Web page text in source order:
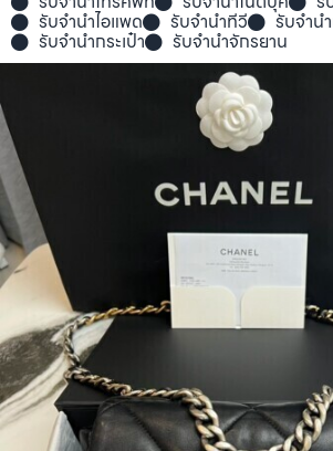
รับจำนำไอแพด รับจำนำทีวี รับจำน
รับจำนำกระเป๋า รับจำนำจักรยาน